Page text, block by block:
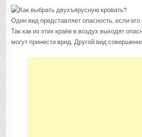
Один вид представляет опасность, если его
Так как из этих краёв в воздух выходят
могут принести вред. Другой вид